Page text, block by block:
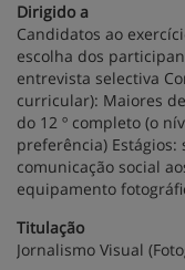
Dirigido a
Candidatos ao
escolha dos
entrevista selectiva
curricular): Maiores
do 12 º completo (o
preferência)
comunicação social
equipamento
Titulação
Jornalismo Visual